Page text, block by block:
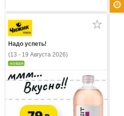
Надо успеть!
(13 - 19 Августа 2026)
новая